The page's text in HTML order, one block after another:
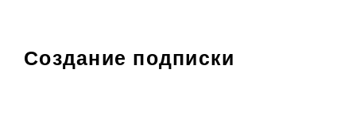
Создание подписки